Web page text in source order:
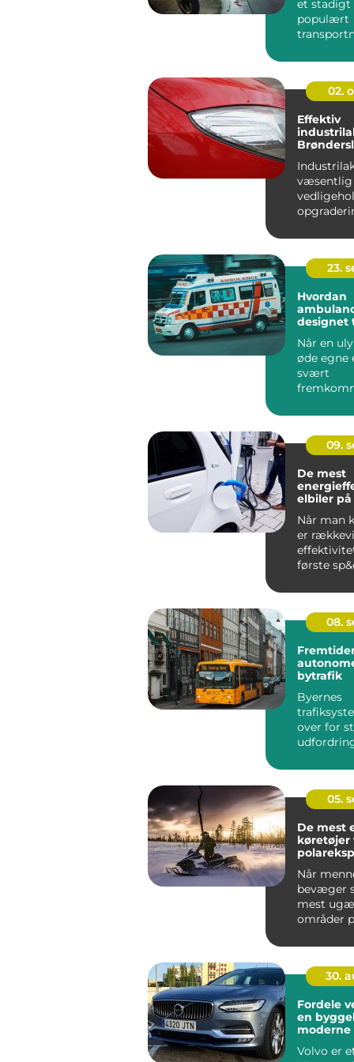
et stadigt
populært
hvilket...
02.
Effektiv
væsentlig
23.
Hvordan
designet
Når en
øde egne
svært
09.
De mest
elbiler
Når man
er
første
08.
bytrafik
Byernes
over for
trængs...
05.
De mest
køretøjer
Når
bevæger
mest
områder
30.
Fordele
en
Volvo er